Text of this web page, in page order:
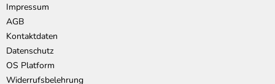
Impressum
AGB
Kontaktdaten
Datenschutz
OS Platform
Widerrufsbelehrung